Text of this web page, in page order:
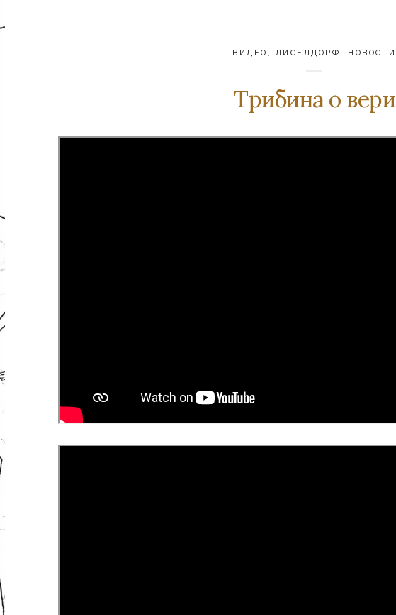
ВИДЕО , ДИСЕЛДОРФ , НОВОСТИ
Трибина о вери